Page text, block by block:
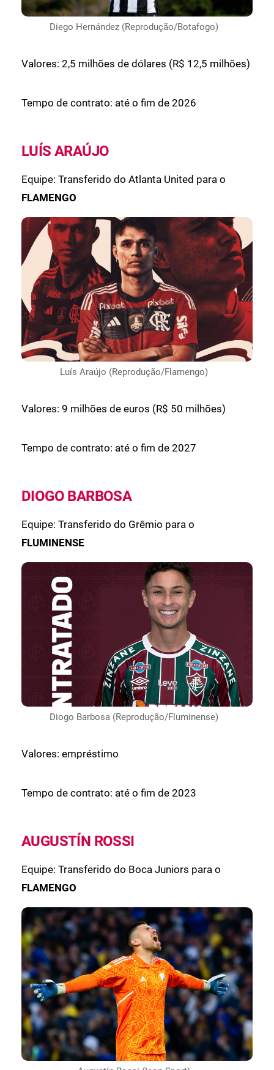
Diego Hernández (Reprodução/Botafogo)
Valores: 2,5 milhões de dólares (R$ 12,5 milhões)
Tempo de contrato: até o fim de 2026
LUÍS ARAÚJO
Equipe: Transferido do Atlanta United para o
FLAMENGO
Luís Araújo (Reprodução/Flamengo)
Valores: 9 milhões de euros (R$ 50 milhões)
Tempo de contrato: até o fim de 2027
DIOGO BARBOSA
Equipe: Transferido do Grêmio para o
FLUMINENSE
Diogo Barbosa (Reprodução/Fluminense)
Valores: empréstimo
Tempo de contrato: até o fim de 2023
AUGUSTÍN ROSSI
Equipe: Transferido do Boca Juniors para o
FLAMENGO